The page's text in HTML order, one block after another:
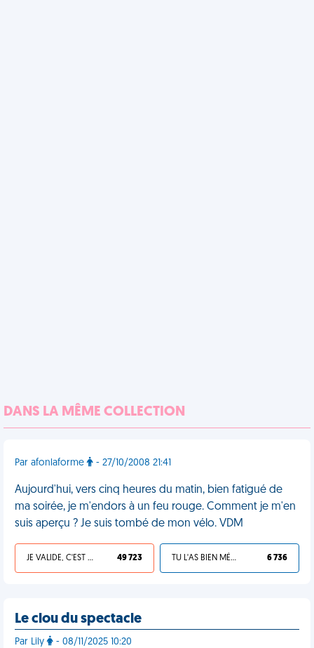
DANS LA MÊME COLLECTION
Par afonlaforme - 27/10/2008 21:41
Aujourd'hui, vers cinq heures du matin, bien fatigué de
ma soirée, je m'endors à un feu rouge. Comment je m'en
suis aperçu ? Je suis tombé de mon vélo. VDM
JE VALIDE, C'EST UNE VDM 49 723 TU L'AS BIEN MÉRITÉ 6 736
Le clou du spectacle
Par Lily - 08/11/2025 10:20